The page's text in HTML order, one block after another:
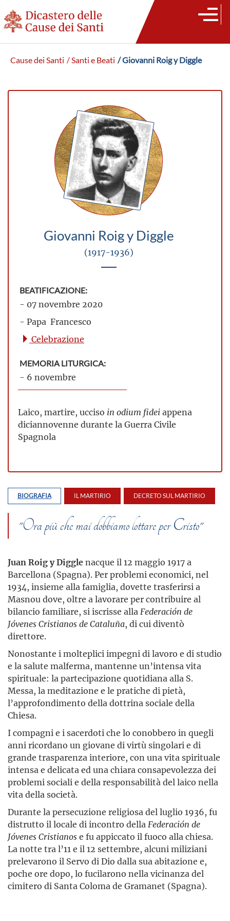
Cause dei Santi / Santi e Beati / Giovanni Roig y Diggle
Giovanni Roig y Diggle
(1917-1936)
BEATIFICAZIONE:
- 07 novembre 2020
- Papa Francesco
Celebrazione
MEMORIA LITURGICA:
- 6 novembre
Laico, martire, ucciso in odium fideiappena
diciannovenne durante la Guerra Civile
Spagnola
BIOGRAFIA IL MARTIRIO DECRETO SUL MARTIRIO
"Ora più che mai dobbiamo lottare per Cristo"
Juan Roig y Digglenacque il 12 maggio 1917 a
Barcellona (Spagna). Per problemi economici, nel
1934, insieme alla famiglia, dovette trasferirsi a
Masnou dove, oltre a lavorare per contribuire al
bilancio familiare, si iscrisse alla Federación de
Jóvenes Cristianos de Cataluña, di cui diventò
direttore.
Nonostante i molteplici impegni di lavoro e di studio
e la salute malferma, mantenne un’intensa vita
spirituale: la partecipazione quotidiana alla S.
Messa, la meditazione e le pratiche di pietà,
l’approfondimento della dottrina sociale della
Chiesa.
I compagni e i sacerdoti che lo conobbero in quegli
anni ricordano un giovane di virtù singolari e di
grande trasparenza interiore, con una vita spirituale
intensa e delicata ed una chiara consapevolezza dei
problemi sociali e della responsabilità del laico nella
vita della società.
Durante la persecuzione religiosa del luglio 1936, fu
distrutto il locale di incontro della Federación de
Jóvenes Cristianose fu appiccato il fuoco alla chiesa.
La notte tra l’11 e il 12 settembre, alcuni miliziani
prelevarono il Servo di Dio dalla sua abitazione e,
poche ore dopo, lo fucilarono nella vicinanza del
cimitero di Santa Coloma de Gramanet (Spagna).